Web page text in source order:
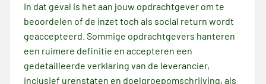
In dat geval is het aan jouw opdrachtgever om te
beoordelen of de inzet toch als social return wordt
geaccepteerd. Sommige opdrachtgevers hanteren
een ruimere definitie en accepteren een
gedetailleerde verklaring van de leverancier,
inclusief urenstaten en doelgroepomschrijving, als